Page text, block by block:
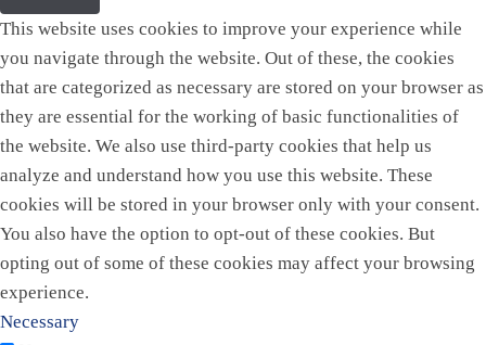
This website uses cookies to improve your experience while
you navigate through the website. Out of these, the cookies
that are categorized as necessary are stored on your browser as
they are essential for the working of basic functionalities of
the website. We also use third-party cookies that help us
analyze and understand how you use this website. These
cookies will be stored in your browser only with your consent.
You also have the option to opt-out of these cookies. But
opting out of some of these cookies may affect your browsing
experience.
Necessary